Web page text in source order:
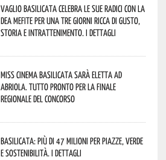
Vaglio Basilicata celebra le sue radici con la
Dea Mefite per una tre giorni ricca di gusto,
storia e intrattenimento. I dettagli
Miss Cinema Basilicata sarà eletta ad
Abriola. Tutto pronto per la finale
regionale del concorso
Basilicata: più di 47 milioni per piazze, verde
e sostenibilità. I dettagli